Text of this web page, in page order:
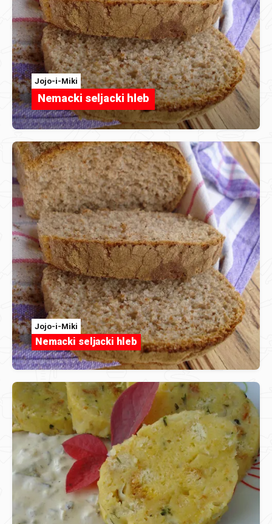
Jojo-i-Miki
Nemacki seljacki hleb
Jojo-i-Miki
Nemacki seljacki hleb